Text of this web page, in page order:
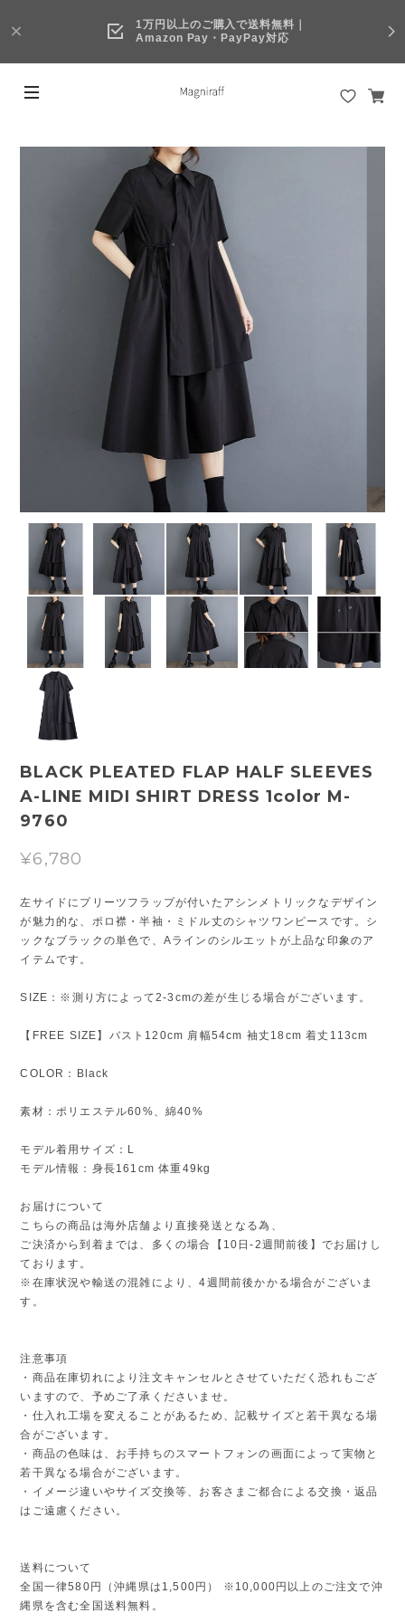
1万円以上のご購入で送料無料｜
Amazon Pay・PayPay対応
BLACK PLEATED FLAP HALF SLEEVES
A-LINE MIDI SHIRT DRESS 1color M-
9760
¥6,780
左サイドにプリーツフラップが付いたアシンメトリックなデザイン
が魅力的な、ポロ襟・半袖・ミドル丈のシャツワンピースです。シ
ックなブラックの単色で、Aラインのシルエットが上品な印象のア
イテムです。
SIZE：※測り方によって2-3cmの差が生じる場合がございます。
【FREE SIZE】バスト120cm 肩幅54cm 袖丈18cm 着丈113cm
COLOR：Black
素材：ポリエステル60%、綿40%
モデル着用サイズ：L
モデル情報：身長161cm 体重49kg
お届けについて
こちらの商品は海外店舗より直接発送となる為、
ご決済から到着までは、多くの場合【10日-2週間前後】でお届けし
ております。
※在庫状況や輸送の混雑により、4週間前後かかる場合がございま
す。
注意事項
・商品在庫切れにより注文キャンセルとさせていただく恐れもござ
いますので、予めご了承くださいませ。
・仕入れ工場を変えることがあるため、記載サイズと若干異なる場
合がございます。
・商品の色味は、お手持ちのスマートフォンの画面によって実物と
若干異なる場合がございます。
・イメージ違いやサイズ交換等、お客さまご都合による交換・返品
はご遠慮ください。
送料について
全国一律580円（沖縄県は1,500円） ※10,000円以上のご注文で沖
縄県を含む全国送料無料。